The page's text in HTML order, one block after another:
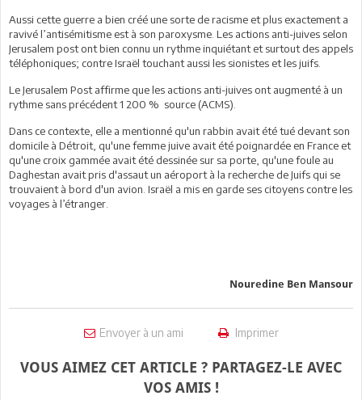
Aussi cette guerre a bien créé une sorte de racisme et plus exactement a
ravivé l’antisémitisme est à son paroxysme. Les actions anti-juives selon
Jerusalem post ont bien connu un rythme inquiétant et surtout des appels
téléphoniques; contre Israël touchant aussi les sionistes et les juifs.
Le Jerusalem Post affirme que les actions anti-juives ont augmenté à un
rythme sans précédent 1 200 % source (ACMS).
Dans ce contexte, elle a mentionné qu'un rabbin avait été tué devant son
domicile à Détroit, qu'une femme juive avait été poignardée en France et
qu'une croix gammée avait été dessinée sur sa porte, qu'une foule au
Daghestan avait pris d'assaut un aéroport à la recherche de Juifs qui se
trouvaient à bord d'un avion. Israël a mis en garde ses citoyens contre les
voyages à l’étranger.
Nouredine Ben Mansour
Envoyer à un ami Imprimer
VOUS AIMEZ CET ARTICLE ? PARTAGEZ-LE AVEC
VOS AMIS !